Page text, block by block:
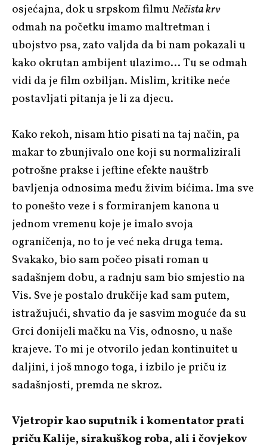
osjećajna, dok u srpskom filmuNečista krv
odmah na početku imamo maltretman i
ubojstvo psa, zato valjda da bi nam pokazali u
kako okrutan ambijent ulazimo… Tu se odmah
vidi da je film ozbiljan. Mislim, kritike neće
postavljati pitanja je li za djecu.
Kako rekoh, nisam htio pisati na taj način, pa
makar to zbunjivalo one koji su normalizirali
potrošne prakse i jeftine efekte nauštrb
bavljenja odnosima među živim bićima. Ima sve
to ponešto veze i s formiranjem kanona u
jednom vremenu koje je imalo svoja
ograničenja, no to je već neka druga tema.
Svakako, bio sam počeo pisati roman u
sadašnjem dobu, a radnju sam bio smjestio na
Vis. Sve je postalo drukčije kad sam putem,
istražujući, shvatio da je sasvim moguće da su
Grci donijeli mačku na Vis, odnosno, u naše
krajeve. To mi je otvorilo jedan kontinuitet u
daljini, i još mnogo toga, i izbilo je priču iz
sadašnjosti, premda ne skroz.
Vjetropir kao suputnik i komentator prati
priču Kalije, sirakuškog roba, ali i čovjekov